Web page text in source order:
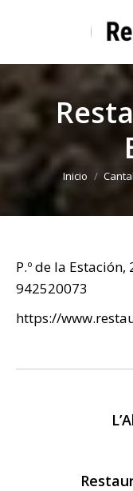
Estás aquí:
Inicio
P.º de la
942520073
https://